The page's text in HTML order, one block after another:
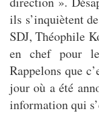
ils s’inquiètent
SDJ, Théophile
en chef pour
Rappelons que
jour où a été
information qui